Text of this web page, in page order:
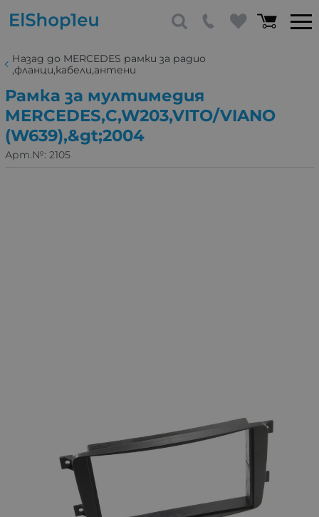
Назад до MERCEDES рамки за радио
,фланци,кабели,антени
Рамка за мултимедия
MERCEDES,C,W203,VITO/VIANO
(W639),&gt;2004
Арт.№: 2105